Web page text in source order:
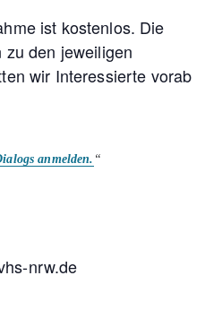
ist kostenlos. Die
den jeweiligen
wir Interessierte vorab
anmelden.
nrw.de